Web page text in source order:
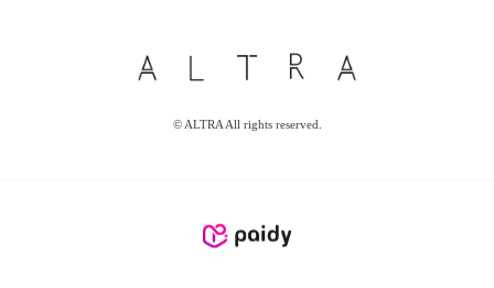
© ALTRA All rights reserved.